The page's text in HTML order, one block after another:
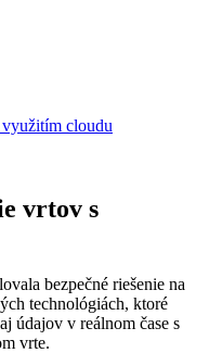
cloudu
vrtov s
bezpečné riešenie na
technológiách, ktoré
údajov v reálnom čase s
vrte.